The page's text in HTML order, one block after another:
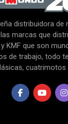
distribuidora
marcas que
KMF que son
de trabajo, todo
cuatrimotos